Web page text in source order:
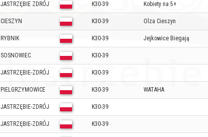
JASTRZĘBIE ZDRÓJ K30-39 Kobiety na 5+
CIESZYN K30-39 Olza Cieszyn
RYBNIK K30-39 Jejkowice Biegają
SOSNOWIEC K30-39
JASTRZĘBIE-ZDRÓJ K30-39
PIELGRZYMOWICE K30-39 WATAHA
JASTRZĘBIE-ZDRÓJ K30-39
JASTRZĘBIE-ZDRÓJ K30-39